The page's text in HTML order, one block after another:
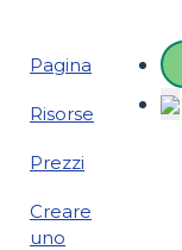
Pagina
Risorse
Prezzi
Creare
uno